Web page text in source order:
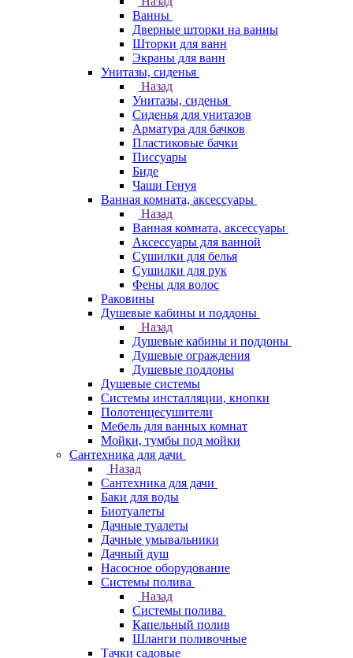
Ванны
Дверные шторки на ванны
Шторки для ванн
Экраны для ванн
Унитазы, сиденья
Назад
Унитазы, сиденья
Сиденья для унитазов
Арматура для бачков
Пластиковые бачки
Писсуары
Биде
Чаши Генуя
Ванная комната, аксессуары
Назад
Ванная комната, аксессуары
Аксессуары для ванной
Сушилки для белья
Сушилки для рук
Фены для волос
Раковины
Душевые кабины и поддоны
Назад
Душевые кабины и поддоны
Душевые ограждения
Душевые поддоны
Душевые системы
Системы инсталляции, кнопки
Полотенцесушители
Мебель для ванных комнат
Мойки, тумбы под мойки
Сантехника для дачи
Назад
Сантехника для дачи
Баки для воды
Биотуалеты
Дачные туалеты
Дачные умывальники
Дачный душ
Насосное оборудование
Системы полива
Назад
Системы полива
Капельный полив
Шланги поливочные
Тачки садовые